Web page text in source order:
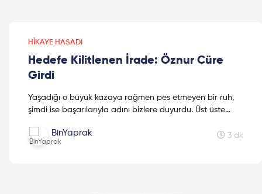
HIKAYE HASADI
Hedefe Kilitlenen İrade: Öznur Cüre
Girdi
Yaşadığı o büyük kazaya rağmen pes etmeyen bir ruh,
şimdi ise başarılarıyla adını bizlere duyurdu. Üst üste
hikayesini de almak istedik hasadımıza. Öznur Cüre
Girdi, pes etmemenin bize neler getireceğini gösteren en
BinYaprak 3 dk